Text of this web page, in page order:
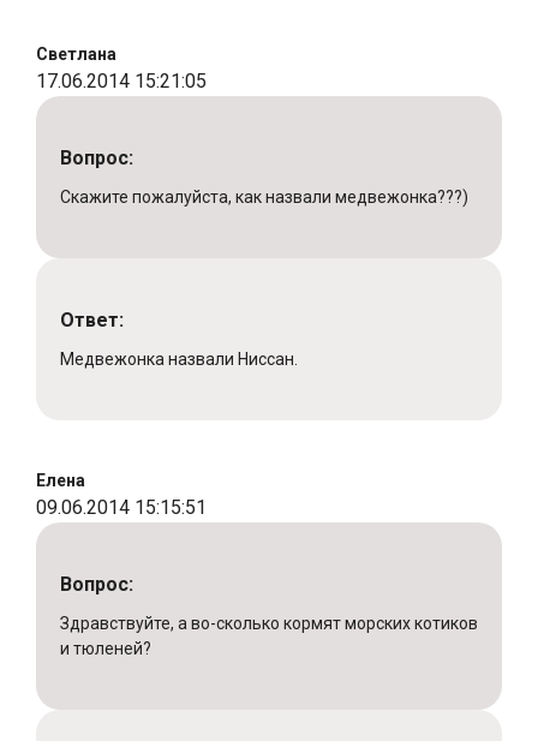
Светлана
17.06.2014 15:21:05
Вопрос:
Скажите пожалуйста, как назвали медвежонка???)
Ответ:
Медвежонка назвали Ниссан.
Елена
09.06.2014 15:15:51
Вопрос:
Здравствуйте, а во-сколько кормят морских котиков
и тюленей?